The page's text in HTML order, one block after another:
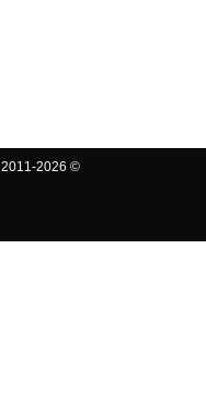
2011-2026 ©